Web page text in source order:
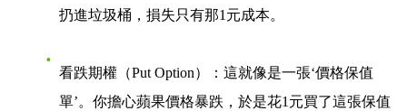
扔進垃圾桶，損失只有那1元成本。
看跌期權（Put Option）
：這就像是一張‘價格保值
單’。你擔心蘋果價格暴跌，於是花1元買了這張保值